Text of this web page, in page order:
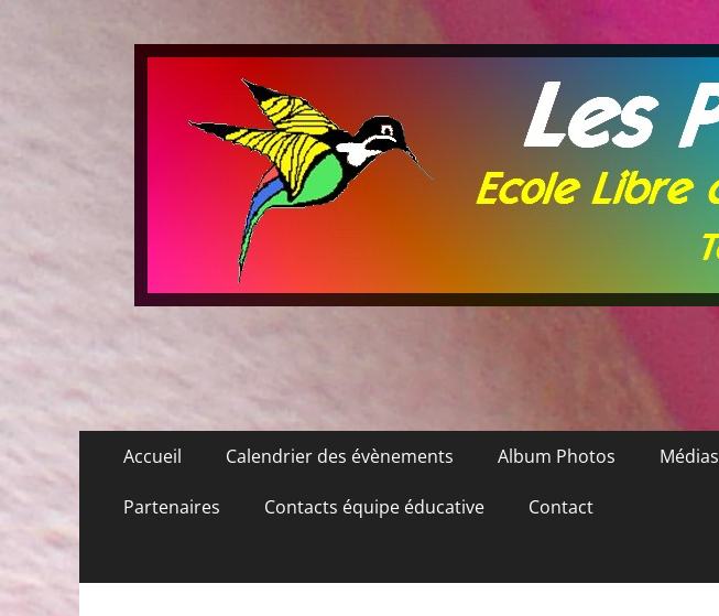
Les P'tits Colibris
Menu
contenu
Accueil Calendrier des évènements Album Photos Médias
Partenaires Contacts équipe éducative Contact